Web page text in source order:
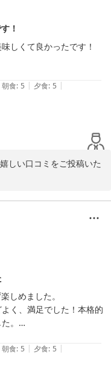
っております。
」とのお言葉をいただ
族皆様で、自然に囲まれ
ったりとした時間をお楽
だける施設を目指し、ス
より感謝申し上げます。
ッフ一同、心よりお待ち
３
！
しくて良かったです！
朝食: 5 | 夕食: 5 |
しい口コミをご投稿いた
ても良かった」とのお言
いたしました。お客様に
どもにとって何よりの励
存じます。
ただけたとのこと、ゆっ
たご様子を嬉しく思って
おもてなしを通じて、皆
努めてまいります。
しめました。
く、満足でした！本格的
。
朝食: 5 | 夕食: 5 |